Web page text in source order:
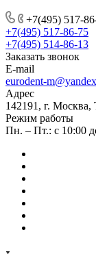
+7(495) 517-
+7(495) 517-86-75
+7(495) 514-86-13
Заказать звонок
E-mail
eurodent-
Адрес
142191, г. Москва,
Режим работы
Пн. – Пт.: с 10:00